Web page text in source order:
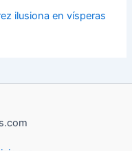
ilusiona en vísperas